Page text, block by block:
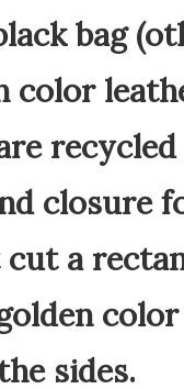
bag
color
closure
a
sides.